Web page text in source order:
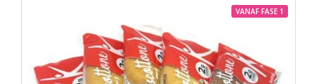
VANAF FASE 1